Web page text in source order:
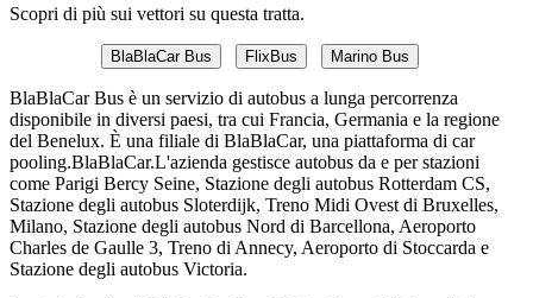
Scopri di più sui vettori su questa tratta.
BlaBlaCar Bus FlixBus Marino Bus
BlaBlaCar Bus è un servizio di autobus a lunga percorrenza
disponibile in diversi paesi, tra cui Francia, Germania e la regione
del Benelux. È una filiale di BlaBlaCar, una piattaforma di car
pooling.BlaBlaCar.L'azienda gestisce autobus da e per stazioni
come Parigi Bercy Seine, Stazione degli autobus Rotterdam CS,
Stazione degli autobus Sloterdijk, Treno Midi Ovest di Bruxelles,
Milano, Stazione degli autobus Nord di Barcellona, ​​Aeroporto
Charles de Gaulle 3, Treno di Annecy, Aeroporto di Stoccarda e
Stazione degli autobus Victoria.